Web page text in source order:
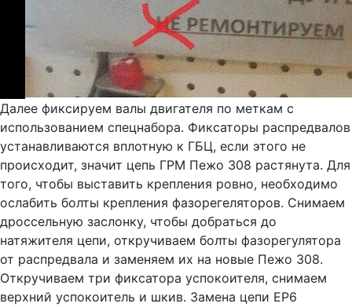
Далее фиксируем валы двигателя по меткам с
использованием спецнабора. Фиксаторы распредвалов
устанавливаются вплотную к ГБЦ, если этого не
происходит, значит цепь ГРМ Пежо 308 растянута. Для
того, чтобы выставить крепления ровно, необходимо
ослабить болты крепления фазорегеляторов. Снимаем
дроссельную заслонку, чтобы добраться до
натяжителя цепи, откручиваем болты фазорегулятора
от распредвала и заменяем их на новые Пежо 308.
Откручиваем три фиксатора успокоителя, снимаем
верхний успокоитель и шкив. Замена цепи ЕР6